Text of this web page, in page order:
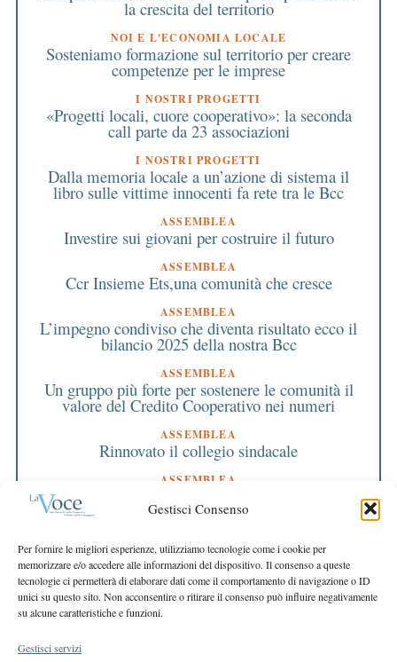
Gestisci Consenso
Per fornire le migliori esperienze, utilizziamo tecnologie come i cookie per
memorizzare e/o accedere alle informazioni del dispositivo. Il consenso a queste
tecnologie ci permetterà di elaborare dati come il comportamento di navigazione o ID
unici su questo sito. Non acconsentire o ritirare il consenso può influire negativamente
su alcune caratteristiche e funzioni.
Gestisci servizi
la crescita del territorio
NOI E L'ECONOMIA LOCALE
Sosteniamo formazione sul territorio per creare
competenze per le imprese
I NOSTRI PROGETTI
«Progetti locali, cuore cooperativo»: la seconda
call parte da 23 associazioni
I NOSTRI PROGETTI
Dalla memoria locale a un’azione di sistema il
libro sulle vittime innocenti fa rete tra le Bcc
ASSEMBLEA
Investire sui giovani per costruire il futuro
ASSEMBLEA
Ccr Insieme Ets,una comunità che cresce
ASSEMBLEA
L’impegno condiviso che diventa risultato ecco il
bilancio 2025 della nostra Bcc
ASSEMBLEA
Un gruppo più forte per sostenere le comunità il
valore del Credito Cooperativo nei numeri
ASSEMBLEA
Rinnovato il collegio sindacale
ASSEMBLEA
Bilancio approvato all’unanimità e 2 milioni
destinati al territorio
Crescere restando riconoscibili
EDITORIALE PRESIDENTE
Costruire futuro insieme